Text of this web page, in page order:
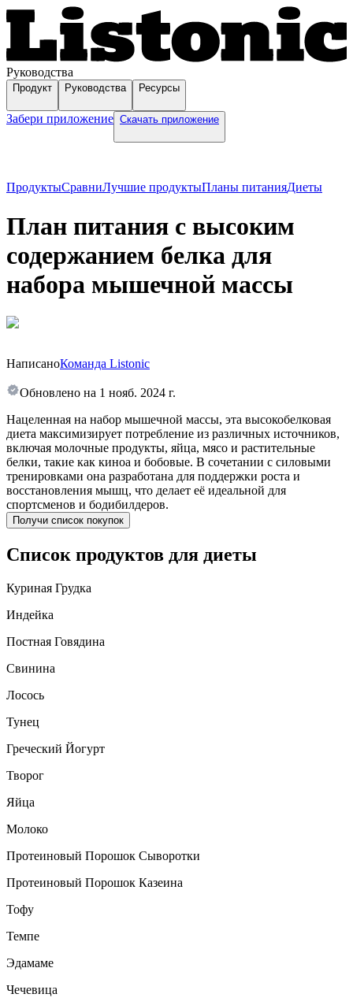
Руководства
Продукт Руководства Ресурсы
Забери приложение Скачать приложение
ПродуктыСравниЛучшие продуктыПланы питанияДиеты
План питания с высоким
содержанием белка для
набора мышечной массы
НаписаноКоманда Listonic
Обновлено на 1 нояб. 2024 г.
Нацеленная на набор мышечной массы, эта высокобелковая
диета максимизирует потребление из различных источников,
включая молочные продукты, яйца, мясо и растительные
белки, такие как киноа и бобовые. В сочетании с силовыми
тренировками она разработана для поддержки роста и
восстановления мышц, что делает её идеальной для
спортсменов и бодибилдеров.
Получи список покупок
Список продуктов для диеты
Куриная Грудка
Индейка
Постная Говядина
Свинина
Лосось
Тунец
Греческий Йогурт
Творог
Яйца
Молоко
Протеиновый Порошок Сыворотки
Протеиновый Порошок Казеина
Тофу
Темпе
Эдамаме
Чечевица